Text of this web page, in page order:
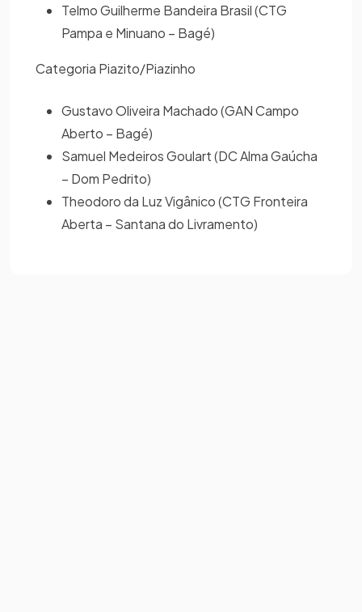
Telmo Guilherme Bandeira Brasil (CTG
Pampa e Minuano – Bagé)
Categoria Piazito/Piazinho
Gustavo Oliveira Machado (GAN Campo
Aberto – Bagé)
Samuel Medeiros Goulart (DC Alma Gaúcha
– Dom Pedrito)
Theodoro da Luz Vigânico (CTG Fronteira
Aberta – Santana do Livramento)